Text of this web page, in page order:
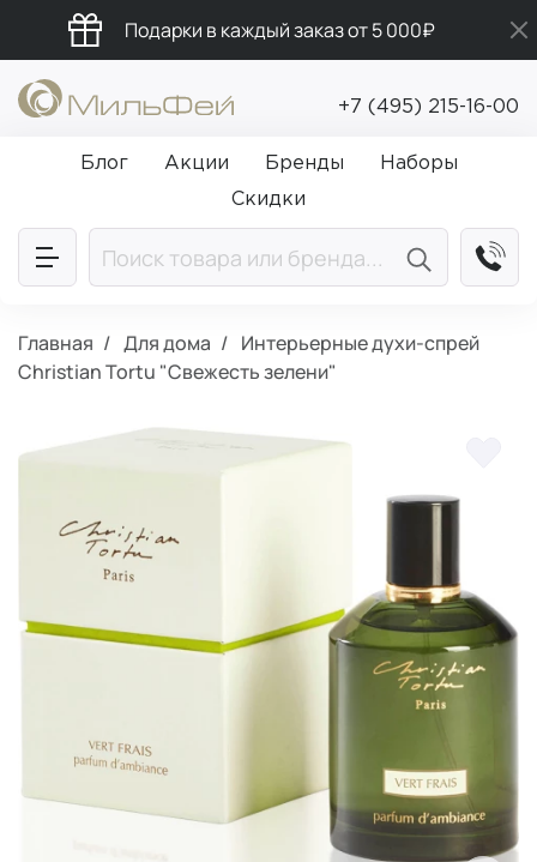
Подарки в каждый заказ от 5 000₽
Бесплатная доставка от 5 000₽
Промокод ПРИВЕТ
+7 (495) 215-16-00
Блог Акции Бренды
Наборы
Скидки
Главная Для дома
Интерьерные духи-спрей
Christian Tortu "Свежесть зелени"